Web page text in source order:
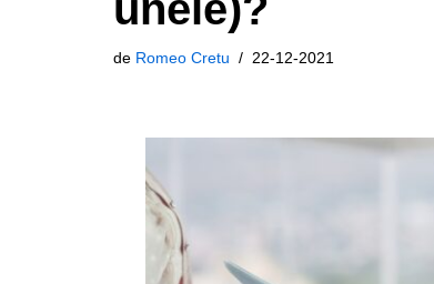
de Romeo Cretu 22-12-2021